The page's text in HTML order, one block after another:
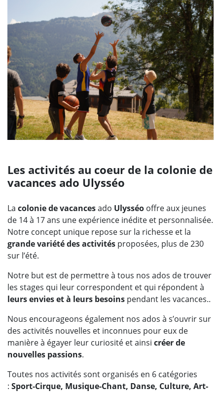
Les activités au coeur de la colonie de
vacances ado Ulysséo
La colonie de vacancesado Ulysséo offre aux jeunes
de 14 à 17 ans une expérience inédite et personnalisée.
Notre concept unique repose sur la richesse et la
grande variété des activités proposées, plus de 230
sur l’été.
Notre but est de permettre à tous nos ados de trouver
les stages qui leur correspondent et qui répondent à
leurs envies et à leurs besoins pendant les vacances..
Nous encourageons également nos ados à s’ouvrir sur
des activités nouvelles et inconnues pour eux de
manière à égayer leur curiosité et ainsi créer de
nouvelles passions.
Toutes nos activités sont organisés en 6 catégories
: Sport-Cirque, Musique-Chant, Danse, Culture, Art-